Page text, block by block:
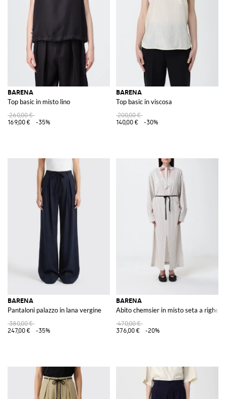
Ogni articolo è pensato per chi apprezza l'attenzione ai dettagli e
desidera esprimere la propria individualità attraverso capi di alta qualità
e dal design pensato. Scopri la collezione di Barena su GIGLIO.COM e
lasciati ispirare dalla sua visione unica della moda, dove tradizione e
innovazione si incontrano per creare articoli indimenticabili.
Vedi tutto
BARENA
Top basic in misto lino
260,00 €
169,00 €
-35%
BARENA
Top basic in viscosa
200,00 €
140,00 €
-30%
BARENA
Pantaloni palazzo in lana vergine
380,00 €
247,00 €
-35%
BARENA
Abito chemsier in misto seta a righe
470,00 €
376,00 €
-20%